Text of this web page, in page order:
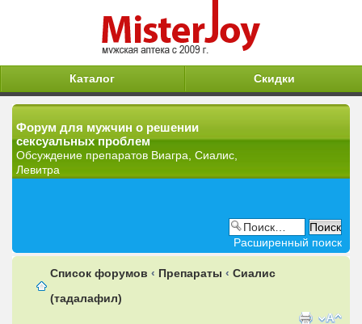
Каталог Скидки
Форум для мужчин о решении
сексуальных проблем
Обсуждение препаратов Виагра, Сиалис,
Левитра
Расширенный поиск
Список форумов ‹ Препараты ‹ Сиалис
(тадалафил)